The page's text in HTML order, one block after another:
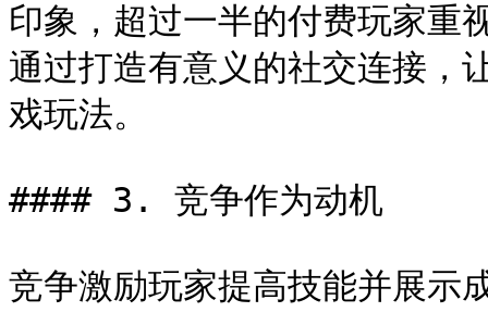
印象，超过一半的付费玩家
通过打造有意义的社交连接，
戏玩法。
#### 3. 竞争作为动机
竞争激励玩家提高技能并展示